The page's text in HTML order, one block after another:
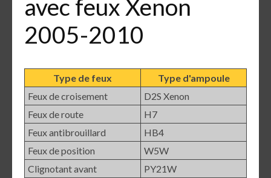
avec feux Xenon
2005-2010
Type de feux
Type d'ampoule
Feux de croisement
D2S Xenon
Feux de route
H7
Feux antibrouillard
HB4
Feux de position
W5W
Clignotant avant
PY21W